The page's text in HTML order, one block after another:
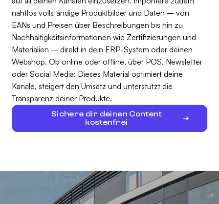
nahtlos vollständige Produktbilder und Daten – von
EANs und Preisen über Beschreibungen bis hin zu
Nachhaltigkeitsinformationen wie Zertifizierungen und
Materialien – direkt in dein ERP-System oder deinen
Webshop. Ob online oder offline, über POS, Newsletter
oder Social Media: Dieses Material optimiert deine
Kanäle, steigert den Umsatz und unterstützt die
Transparenz deiner Produkte.
Sichere dir deinen Content
kostenfrei